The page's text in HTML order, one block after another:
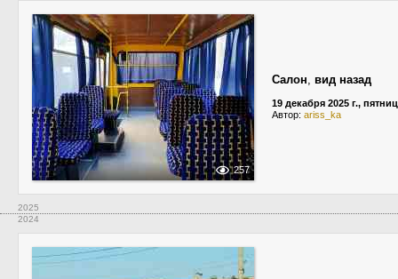
257
Салон, вид назад
19 декабря 2025 г.,
Автор: ariss_ka
2025
2024